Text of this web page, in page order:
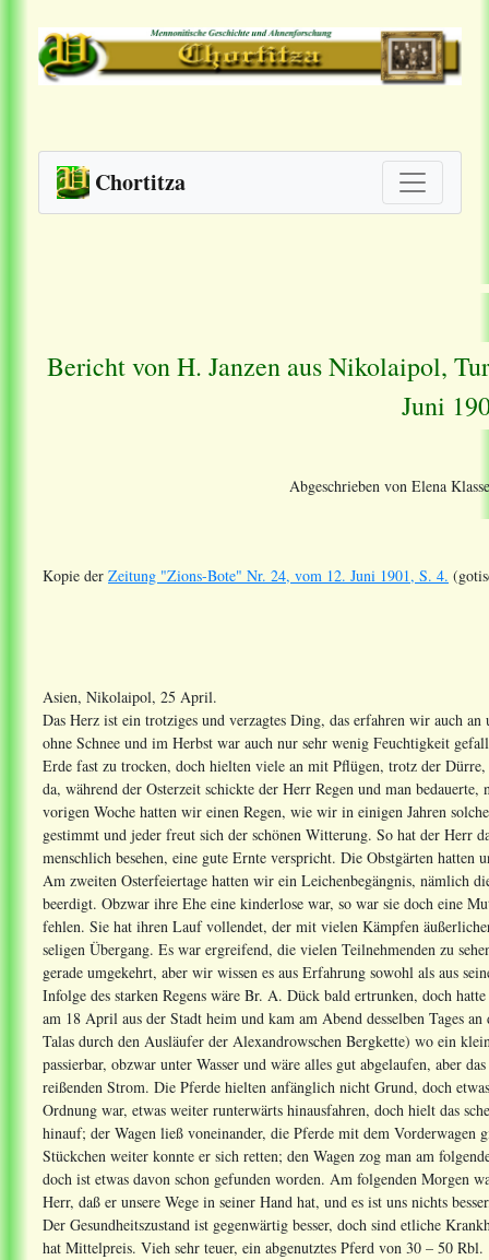
Chortitza
Bericht von H. Janzen aus Nikolaipol,
Juni
Abgeschrieben von Elena
Kopie der Zeitung "Zions-Bote" Nr. 24, vom 12. Juni 1901, S. 4.
Asien, Nikolaipol, 25 April.
Das Herz ist ein trotziges und verzagtes Ding, das erfahren wir auch
ohne Schnee und im Herbst war auch nur sehr wenig Feuchtigkeit
Erde fast zu trocken, doch hielten viele an mit Pflügen, trotz der
da, während der Osterzeit schickte der Herr Regen und man
vorigen Woche hatten wir einen Regen, wie wir in einigen Jahren
gestimmt und jeder freut sich der schönen Witterung. So hat der Herr
menschlich besehen, eine gute Ernte verspricht. Die Obstgärten hatten
Am zweiten Osterfeiertage hatten wir ein Leichenbegängnis, nämlich
beerdigt. Obzwar ihre Ehe eine kinderlose war, so war sie doch eine
fehlen. Sie hat ihren Lauf vollendet, der mit vielen Kämpfen
seligen Übergang. Es war ergreifend, die vielen Teilnehmenden zu
gerade umgekehrt, aber wir wissen es aus Erfahrung sowohl als aus
Infolge des starken Regens wäre Br. A. Dück bald ertrunken, doch
am 18 April aus der Stadt heim und kam am Abend desselben Tages
Talas durch den Ausläufer der Alexandrowschen Bergkette) wo ein
passierbar, obzwar unter Wasser und wäre alles gut abgelaufen, aber
reißenden Strom. Die Pferde hielten anfänglich nicht Grund, doch
Ordnung war, etwas weiter runterwärts hinausfahren, doch hielt das
hinauf; der Wagen ließ voneinander, die Pferde mit dem Vorderwagen
Stückchen weiter konnte er sich retten; den Wagen zog man am
doch ist etwas davon schon gefunden worden. Am folgenden Morgen
Herr, daß er unsere Wege in seiner Hand hat, und es ist uns nichts
Der Gesundheitszustand ist gegenwärtig besser, doch sind etliche
hat Mittelpreis. Vieh sehr teuer, ein abgenutztes Pferd von 30 – 50 Rbl.